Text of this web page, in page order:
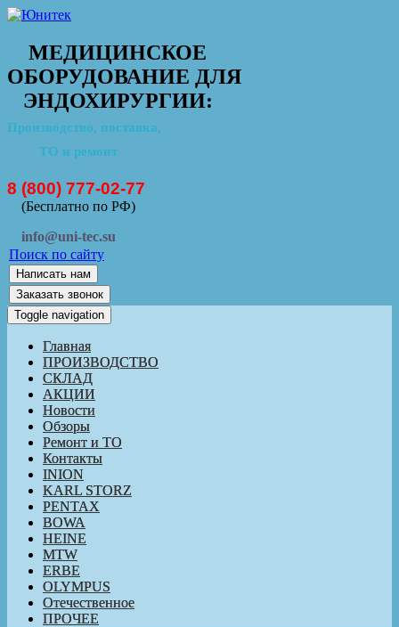
МЕДИЦИНСКОЕ
ОБОРУДОВАНИЕ ДЛЯ
ЭНДОХИРУРГИИ:
Производство, поставка,
ТО и ремонт
8 (800) 777-02-77
(Бесплатно по РФ)
info@uni-tec.su
Поиск по сайту
Написать нам
Заказать звонок
Toggle navigation
Главная
ПРОИЗВОДСТВО
СКЛАД
АКЦИИ
Новости
Обзоры
Ремонт и ТО
Контакты
INION
KARL STORZ
PENTAX
BOWA
HEINE
MTW
ERBE
OLYMPUS
Отечественное
ПРОЧЕЕ